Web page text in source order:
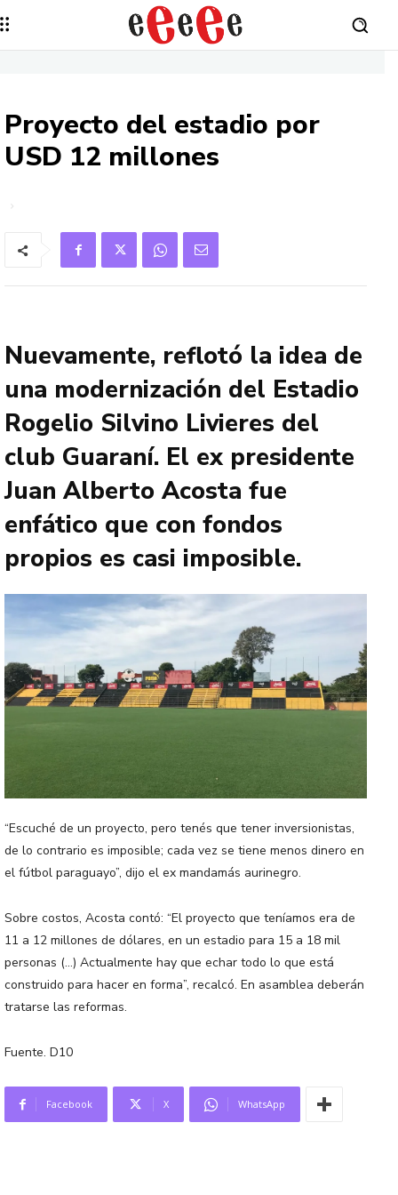
Proyecto del estadio por
USD 12 millones
Nuevamente, reflotó la idea de
una modernización del Estadio
Rogelio Silvino Livieres del
club Guaraní. El ex presidente
Juan Alberto Acosta fue
enfático que con fondos
propios es casi imposible.
“Escuché de un proyecto, pero tenés que tener inversionistas,
de lo contrario es imposible; cada vez se tiene menos dinero en
el fútbol paraguayo”, dijo el ex mandamás aurinegro.
Sobre costos, Acosta contó: “El proyecto que teníamos era de
11 a 12 millones de dólares, en un estadio para 15 a 18 mil
personas (…) Actualmente hay que echar todo lo que está
construido para hacer en forma”, recalcó. En asamblea deberán
tratarse las reformas.
Fuente. D10
Facebook X WhatsApp